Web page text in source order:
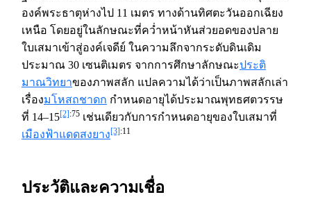
องค์พระธาตุห่างไป 11 เมตร ทางด้านทิศตะวันออกเฉียง
เหนือ โดยอยู่ในลักษณะที่คว่ำหน้าหันส่วยอดของปลาย
ใบเสมาเข้าสู่องค์เจดีย์ ในความลึกจากระดับดินเดิม
ประมาณ 30 เซนติเมตร จากการศึกษาลักษณะประติ
มาณวิทยาของภาพสลัก แปลความได้ว่าเป็นภาพสลักเล่า
เรื่องมโหสถชาดก กำหนดอายุได้ประมาณพุทธศตวรรษ
ที่ 14–15[2]:75 เช่นเดียวกับการกำหนดอายุของใบเสมาที่
เมืองฟ้าแดดสงยาง[3]:11
ประวัติและความเชื่อ